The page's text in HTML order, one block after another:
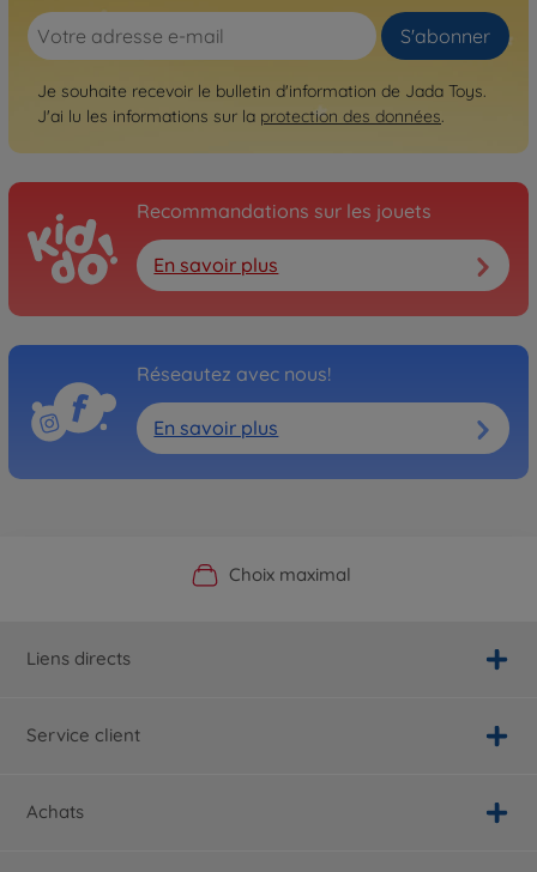
S'abonner
Je souhaite recevoir le bulletin d'information de Jada Toys.
J'ai lu les informations sur la protection des données.
Recommandations sur les jouets
En savoir plus
Réseautez avec nous!
En savoir plus
Boutique officielle du fabricant
Choix maximal
Service personnalisé
Livraison rapide
Liens directs
Service client
Achats